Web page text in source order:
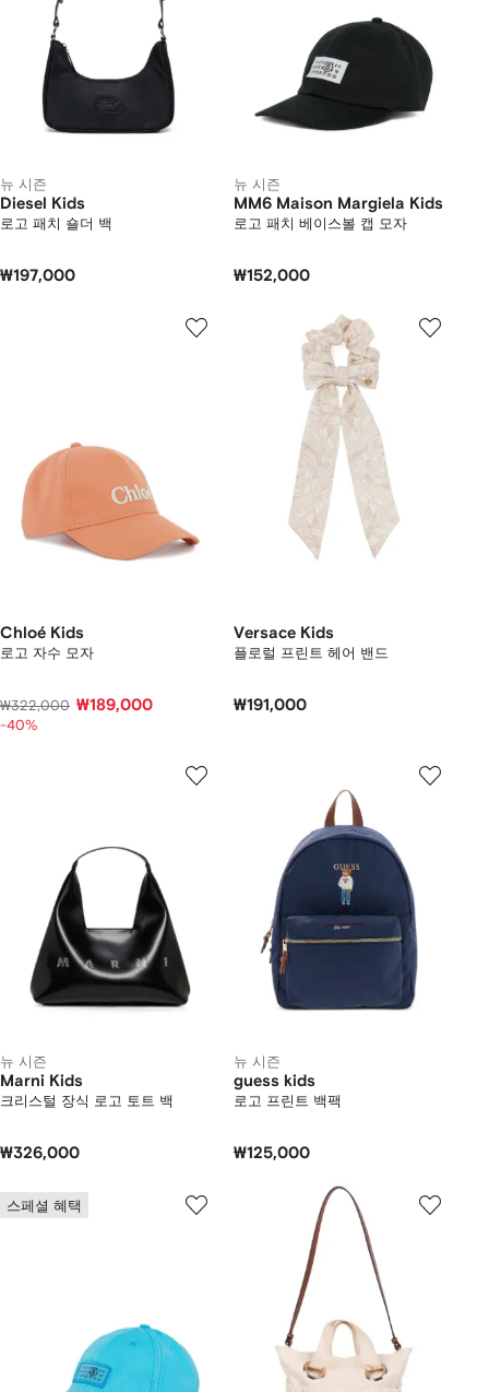
뉴 시즌
Diesel Kids
로고 패치 숄더 백
₩197,000
뉴 시즌
MM6 Maison Margiela Kids
로고 패치 베이스볼 캡 모자
₩152,000
Chloé Kids
로고 자수 모자
₩322,000 ₩189,000
-40%
Versace Kids
플로럴 프린트 헤어 밴드
₩191,000
뉴 시즌
Marni Kids
크리스털 장식 로고 토트 백
₩326,000
뉴 시즌
guess kids
로고 프린트 백팩
₩125,000
스페셜 혜택